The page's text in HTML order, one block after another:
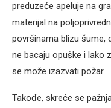
preduzeće apeluje na
materijal na
površinama blizu šume,
ne bacaju opuške i lako
se može izazvati požar.
Takođe, skreće se